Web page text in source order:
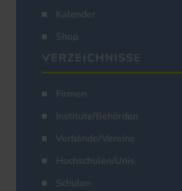
Kalender
Shop
VERZEICHNISSE
Firmen
Institute/Behörden
Verbände/Vereine
Hochschulen/Unis
Schulen